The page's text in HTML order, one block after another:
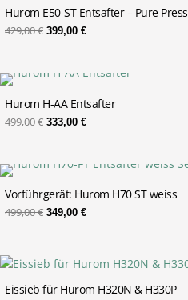
Hurom E50-ST Entsafter – Pure Press
429,00€
war:
429,00 €
399,00 €
ist:
399,00 €.
Hurom H-AA Entsafter
499,00€
Ursprünglicher
war:
499,00 €
333,00 €
Aktueller
ist:
333,00 €.
Vorführgerät: Hurom H70 ST weiss
499,00€
Ursprünglicher
war:
499,00 €
349,00 €
Aktueller
ist:
349,00 €.
Eissieb für Hurom H320N & H330P